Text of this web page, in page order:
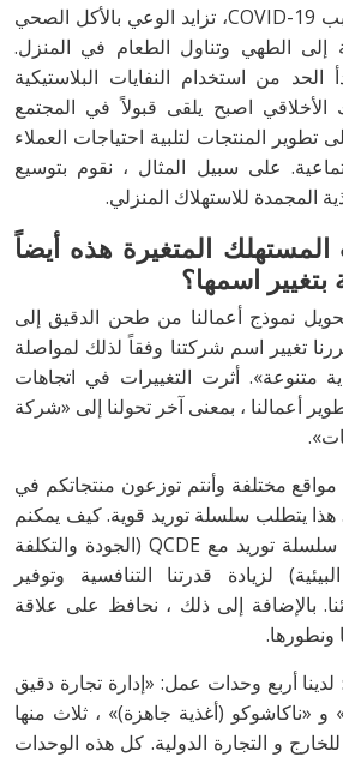
بالإضافة إلى ذلك و بسبب COVID-19، تزايد الوعي بالأكل الصحي
الطهي وتناول الطعام في المنزل.
الحد من استخدام النفايات البلاستيكية
الأخلاقي اصبح يلقى قبولاً في المجتمع
تطوير المنتجات لتلبية احتياجات العملاء
على سبيل المثال ، نقوم بتوسيع
المجمدة للاستهلاك المنزلي.
المتغيرة هذه أيضاً
اسمها؟
بتحويل نموذج أعمالنا من طحن الدقيق إلى
تغيير اسم شركتنا وفقاً لذلك لمواصلة
متنوعة». أثرت التغييرات في اتجاهات
أعمالنا ، بمعنى آخر تحولنا إلى «شركة
مختلفة وأنتم توزعون منتجاتكم في
يتطلب سلسلة توريد قوية. كيف يمكنم
تحقيق ذلك؟ لقد أنشأنا سلسلة توريد مع QCDE (الجودة والتكلفة
لزيادة قدرتنا التنافسية وتوفير
بالإضافة إلى ذلك ، نحافظ على علاقة
ونطورها.
أربع وحدات عمل: «إدارة تجارة دقيق
و «ناكاشوكو (أغذية جاهزة)» ، ثلاث منها
للخارج و التجارة الدولية. كل هذه الوحدات